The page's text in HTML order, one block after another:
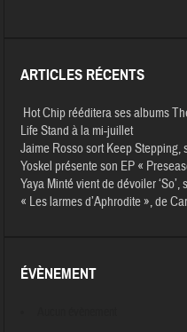
ARTICLES RÉCENTS
Hot Chip rééditera ses albums
Life Stand à la mi-juillet
Jaime Rosso sort Keep Stepping,
Yoskel présente son EP «
Yaya Minté vient de dévoiler
« Les larmes d’Aphrodite », de
ÉVÈNEMENT